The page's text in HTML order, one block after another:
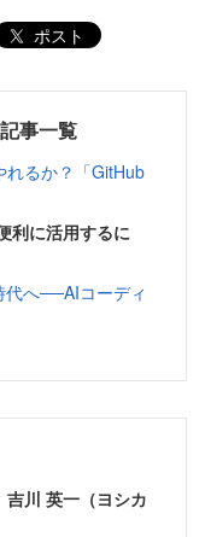
ポスト
事一覧
れるか？「GitHub
利に活用するに
代へ──AIコーディ
川 英一（ヨシカ